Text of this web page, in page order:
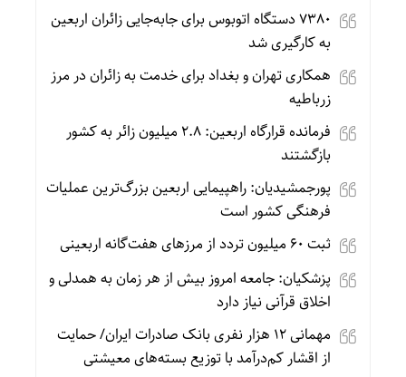
۷۳۸۰ دستگاه اتوبوس برای جابه‌جایی زائران اربعین
به‌ کارگیری شد
همکاری تهران و بغداد برای خدمت به زائران در مرز
زرباطیه
فرمانده قرارگاه اربعین: ۲.۸ میلیون زائر به کشور
بازگشتند
پورجمشیدیان: راهپیمایی اربعین بزرگ‌ترین عملیات
فرهنگی کشور است
ثبت ۶۰ میلیون تردد از مرزهای هفت‌گانه اربعینی
پزشکیان: جامعه امروز بیش از هر زمان به همدلی و
اخلاق قرآنی نیاز دارد
مهمانی ۱۲ هزار نفری بانک صادرات ایران/ حمایت
از اقشار کم‌درآمد با توزیع بسته‌های معیشتی